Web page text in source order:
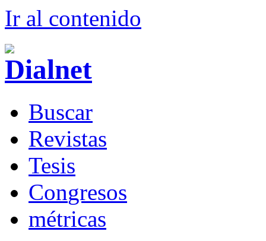
Ir al contenido
Buscar
Revistas
Tesis
Congresos
métricas